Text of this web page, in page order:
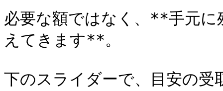
必要な額ではなく、**手元に
えてきます**。
下のスライダーで、目安の受